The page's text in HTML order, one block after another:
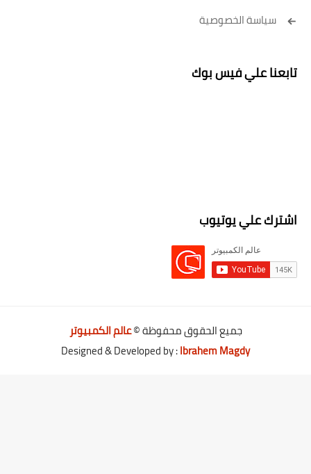
سياسة الخصوصية
تابعنا علي فيس بوك
اشترك علي يوتيوب
جميع الحقوق محفوظة ©عالم الكمبيوتر
Designed & Developed by :Ibrahem Magdy